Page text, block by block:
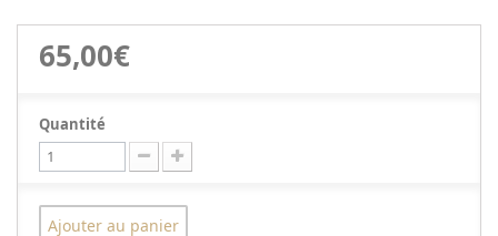
65,00€
Quantité
Ajouter au panier